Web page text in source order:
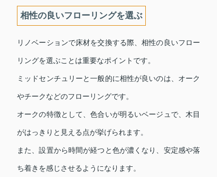
相性の良いフローリングを選ぶ
リノベーションで床材を交換する際、相性の良いフロー
リングを選ぶことは重要なポイントです。
ミッドセンチュリーと一般的に相性が良いのは、オーク
やチークなどのフローリングです。
オークの特徴として、色合いが明るいベージュで、木目
がはっきりと見える点が挙げられます。
また、設置から時間が経つと色が濃くなり、安定感や落
ち着きを感じさせるようになります。